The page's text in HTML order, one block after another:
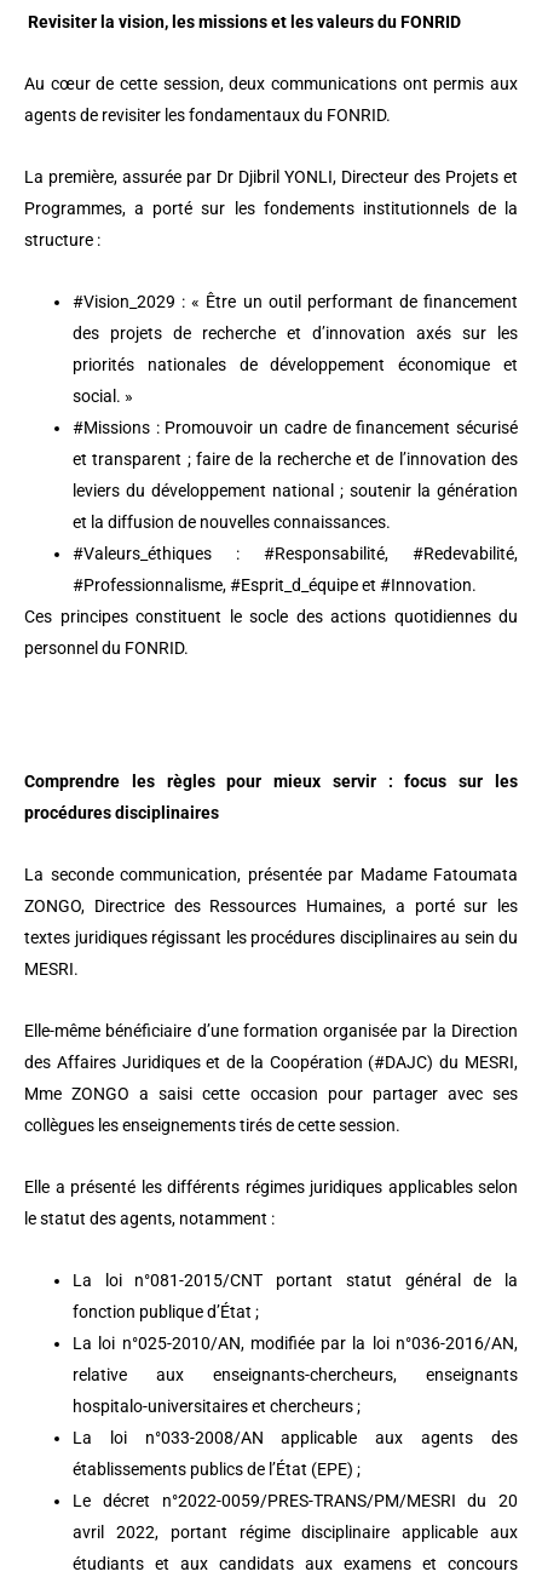
Revisiter la vision, les missions et les valeurs du FONRID
Au cœur de cette session, deux communications ont permis aux
agents de revisiter les fondamentaux du FONRID.
La première, assurée par Dr Djibril YONLI, Directeur des Projets et
Programmes, a porté sur les fondements institutionnels de la
structure :
#Vision_2029 : « Être un outil performant de financement
des projets de recherche et d’innovation axés sur les
priorités nationales de développement économique et
social. »
#Missions : Promouvoir un cadre de financement sécurisé
et transparent ; faire de la recherche et de l’innovation des
leviers du développement national ; soutenir la génération
et la diffusion de nouvelles connaissances.
#Valeurs_éthiques : #Responsabilité, #Redevabilité,
#Professionnalisme, #Esprit_d_équipe et #Innovation.
Ces principes constituent le socle des actions quotidiennes du
personnel du FONRID.
Comprendre les règles pour mieux servir : focus sur les
procédures disciplinaires
La seconde communication, présentée par Madame Fatoumata
ZONGO, Directrice des Ressources Humaines, a porté sur les
textes juridiques régissant les procédures disciplinaires au sein du
MESRI.
Elle-même bénéficiaire d’une formation organisée par la Direction
des Affaires Juridiques et de la Coopération (#DAJC) du MESRI,
Mme ZONGO a saisi cette occasion pour partager avec ses
collègues les enseignements tirés de cette session.
Elle a présenté les différents régimes juridiques applicables selon
le statut des agents, notamment :
La loi n°081-2015/CNT portant statut général de la
fonction publique d’État ;
La loi n°025-2010/AN, modifiée par la loi n°036-2016/AN,
relative aux enseignants-chercheurs, enseignants
hospitalo-universitaires et chercheurs ;
La loi n°033-2008/AN applicable aux agents des
établissements publics de l’État (EPE) ;
Le décret n°2022-0059/PRES-TRANS/PM/MESRI du 20
avril 2022, portant régime disciplinaire applicable aux
étudiants et aux candidats aux examens et concours